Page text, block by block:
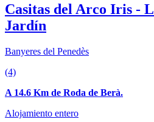
Casitas del Arco Iris -
Jardín
Banyeres del Penedès
(4)
A 14.6 Km de Roda de Berà.
Alojamiento entero